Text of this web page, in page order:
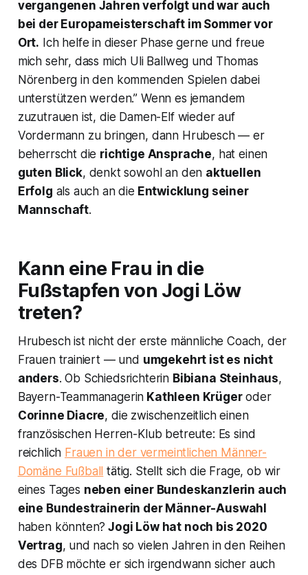
vergangenen Jahren verfolgt und war auch
bei der Europameisterschaft im Sommer vor
Ort. Ich helfe in dieser Phase gerne und freue
mich sehr, dass mich Uli Ballweg und Thomas
Nörenberg in den kommenden Spielen dabei
unterstützen werden.” Wenn es jemandem
zuzutrauen ist, die Damen-Elf wieder auf
Vordermann zu bringen, dann Hrubesch — er
beherrscht die richtige Ansprache, hat einen
guten Blick, denkt sowohl an den aktuellen
Erfolg als auch an die Entwicklung seiner
Mannschaft.
Kann eine Frau in die
Fußstapfen von Jogi Löw
treten?
Hrubesch ist nicht der erste männliche Coach, der
Frauen trainiert — und umgekehrt ist es nicht
anders. Ob Schiedsrichterin Bibiana Steinhaus,
Bayern-Teammanagerin Kathleen Krügeroder
Corinne Diacre, die zwischenzeitlich einen
französischen Herren-Klub betreute: Es sind
reichlich Frauen in der vermeintlichen Männer-
Domäne Fußball
tätig. Stellt sich die Frage, ob wir
eines Tages neben einer Bundeskanzlerin auch
eine Bundestrainerin der Männer-Auswahl
haben könnten? Jogi Löw hat noch bis 2020
Vertrag, und nach so vielen Jahren in den Reihen
des DFB möchte er sich irgendwann sicher auch